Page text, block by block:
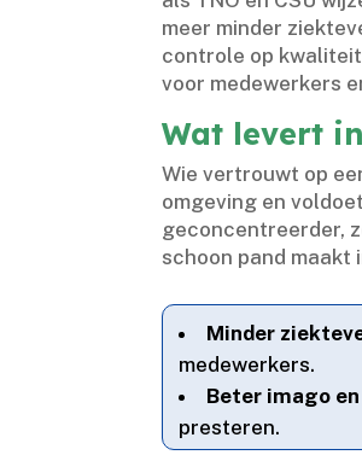
meer minder
controle op
voor medewerkers
Wat levert
Wie vertrouwt op
omgeving en
geconcentreerder,
schoon pand
Minder
medewerkers.​
Beter imago
presteren.​